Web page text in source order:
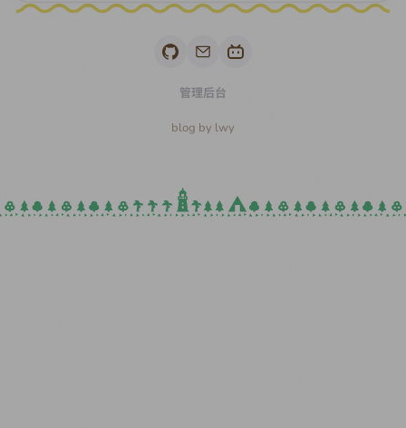
管理后台
blog by lwy